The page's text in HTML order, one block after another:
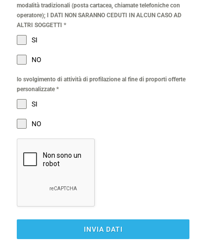
modalità tradizionali (posta cartacea, chiamate telefoniche con
operatore); I DATI NON SARANNO CEDUTI IN ALCUN CASO AD
ALTRI SOGGETTI *
SI
NO
lo svolgimento di attività di profilazione al fine di proporti offerte
personalizzate*
SI
NO
INVIA DATI